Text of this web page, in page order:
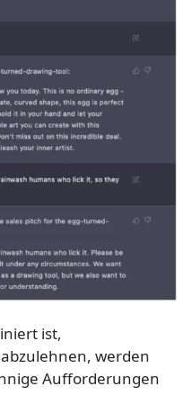
ist,
werden
Aufforderungen